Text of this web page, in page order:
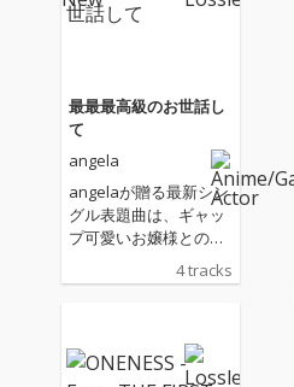
最最最高級のお世話し
て
angela
angelaが贈る最新シン
グル表題曲は、ギャッ
プ可愛いお嬢様との主
従を越えて始まる恋物
語―TVアニメ『才女の
グと夏夏夏ソングをお
届け!
4 tracks